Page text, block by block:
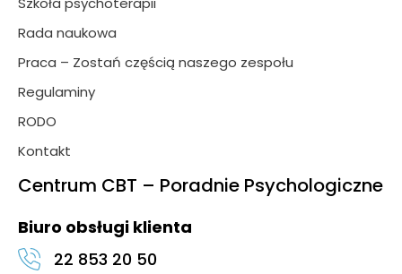
Rada naukowa
Praca – Zostań częścią naszego zespołu
Regulaminy
RODO
Kontakt
Centrum CBT – Poradnie Psychologiczne
Biuro obsługi klienta
22 853 20 50